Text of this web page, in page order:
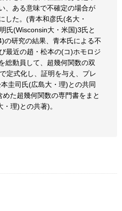
、ある意味で不確定の場合が
した。(青本和彦氏(名大・
氏(Wisconsin大・米国)3氏と
の研究の結果、青本氏による不
最近の趙・松本の(コ)ホモロジ
総動員して、超幾何関数の双
定式化し、証明を与え、プレ
圭司氏(広島大・理)との共同
た超幾何関数の専門書をまと
理)との共著)。